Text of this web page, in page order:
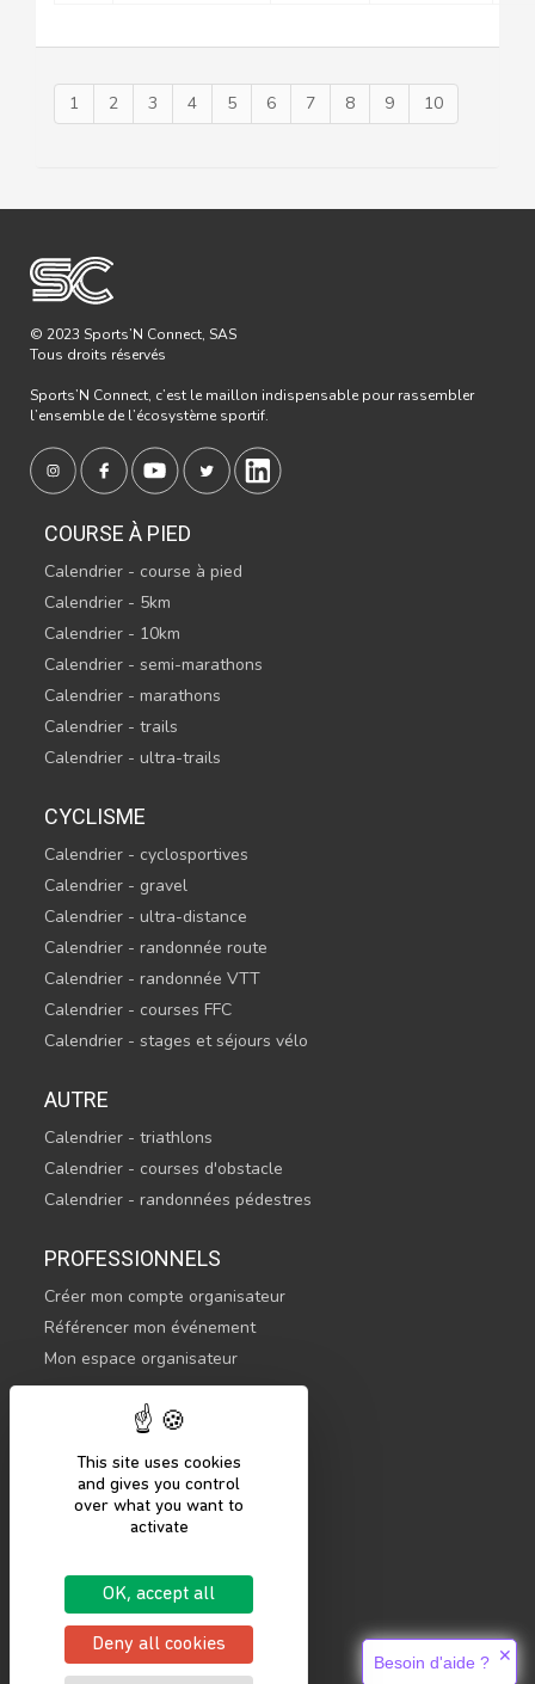
This site uses cookies
and gives you control
over what you want to
activate
OK, accept all
Deny all cookies
1 2 3 4 5 6 7 8 9 10
© 2023 Sports’N Connect, SAS
Tous droits réservés
Sports’N Connect, c’est le maillon indispensable pour rassembler
l’ensemble de l’écosystème sportif.
COURSE À PIED
Calendrier - course à pied
Calendrier - 5km
Calendrier - 10km
Calendrier - semi-marathons
Calendrier - marathons
Calendrier - trails
Calendrier - ultra-trails
CYCLISME
Calendrier - cyclosportives
Calendrier - gravel
Calendrier - ultra-distance
Calendrier - randonnée route
Calendrier - randonnée VTT
Calendrier - courses FFC
Calendrier - stages et séjours vélo
AUTRE
Calendrier - triathlons
Calendrier - courses d'obstacle
Calendrier - randonnées pédestres
PROFESSIONNELS
Créer mon compte organisateur
Référencer mon événement
Mon espace organisateur
CONTACTEZ-NOUS
COMMENCER
Se connecter
Mentions légales
Politique de confidentialité
Besoin d'aide ? ✕